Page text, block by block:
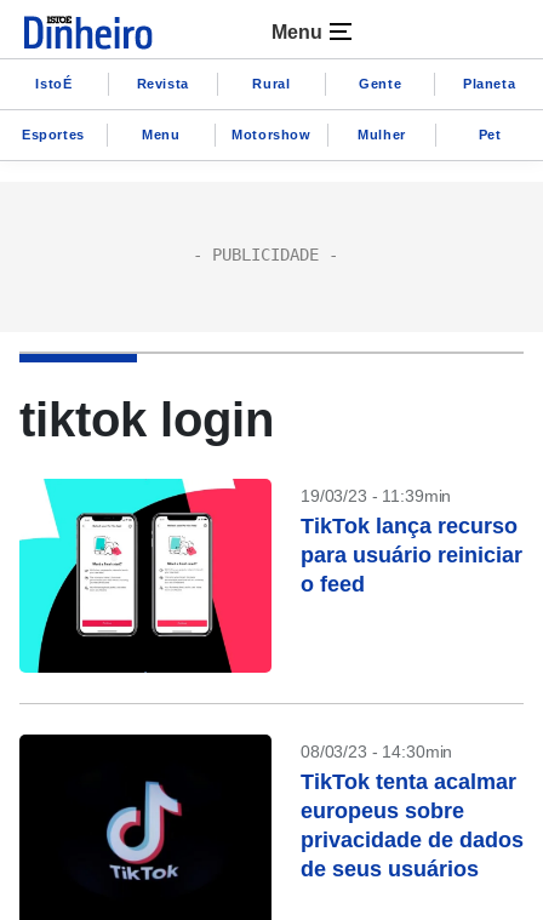
Menu
IstoÉ Revista Rural Gente Planeta
Esportes Menu Motorshow Mulher Pet
tiktok login
19/03/23 - 11:39min
TikTok lança recurso
para usuário reiniciar
o feed
08/03/23 - 14:30min
TikTok tenta acalmar
europeus sobre
privacidade de dados
de seus usuários